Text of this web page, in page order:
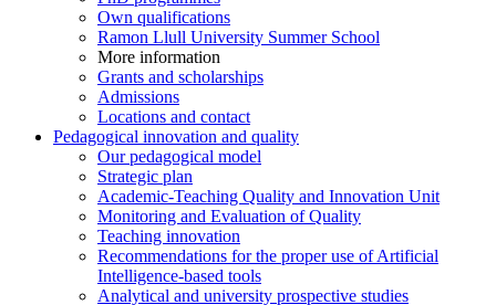
Own qualifications
Ramon Llull University Summer School
More information
Grants and scholarships
Admissions
Locations and contact
Pedagogical innovation and quality
Our pedagogical model
Strategic plan
Academic-Teaching Quality and Innovation Unit
Monitoring and Evaluation of Quality
Teaching innovation
Recommendations for the proper use of Artificial
Intelligence-based tools
Analytical and university prospective studies